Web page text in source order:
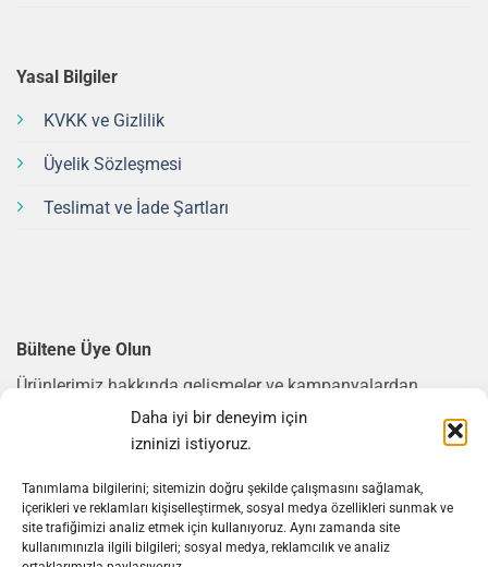
Daha iyi bir deneyim için
izninizi istiyoruz.
Tanımlama bilgilerini; sitemizin doğru şekilde çalışmasını sağlamak,
içerikleri ve reklamları kişiselleştirmek, sosyal medya özellikleri sunmak ve
site trafiğimizi analiz etmek için kullanıyoruz. Aynı zamanda site
kullanımınızla ilgili bilgileri; sosyal medya, reklamcılık ve analiz
Yasal Bilgiler
KVKK ve Gizlilik
Üyelik Sözleşmesi
Teslimat ve İade Şartları
Bültene Üye Olun
Ürünlerimiz hakkında gelişmeler ve kampanyalardan
haberdar olmak için bültene üye olun.
GÖNDER